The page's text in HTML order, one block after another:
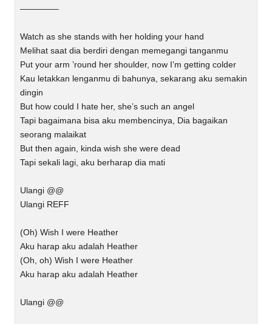
————–
Watch as she stands with her holding your hand
Melihat saat dia berdiri dengan memegangi tanganmu
Put your arm ’round her shoulder, now I’m getting colder
Kau letakkan lenganmu di bahunya, sekarang aku semakin
dingin
But how could I hate her, she’s such an angel
Tapi bagaimana bisa aku membencinya, Dia bagaikan
seorang malaikat
But then again, kinda wish she were dead
Tapi sekali lagi, aku berharap dia mati
Ulangi @@
Ulangi REFF
(Oh) Wish I were Heather
Aku harap aku adalah Heather
(Oh, oh) Wish I were Heather
Aku harap aku adalah Heather
Ulangi @@